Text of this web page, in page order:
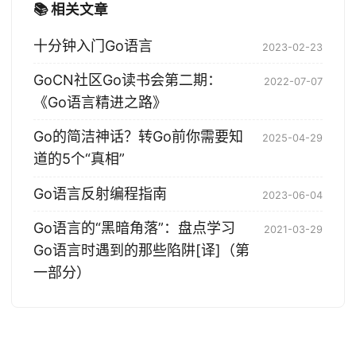
📚 相关文章
十分钟入门Go语言 2023-02-23
GoCN社区Go读书会第二期：
《Go语言精进之路》
2022-07-07
Go的简洁神话？转Go前你需要知
道的5个“真相”
2025-04-29
Go语言反射编程指南 2023-06-04
Go语言的“黑暗角落”：盘点学习
Go语言时遇到的那些陷阱[译]（第
一部分）
2021-03-29